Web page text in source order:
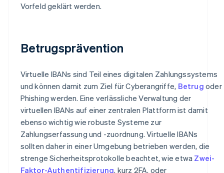
Vorfeld geklärt werden.
Betrugsprävention
Virtuelle IBANs sind Teil eines digitalen Zahlungssystems
und können damit zum Ziel für Cyberangriffe, Betrug oder
Phishing werden. Eine verlässliche Verwaltung der
virtuellen IBANs auf einer zentralen Plattform ist damit
ebenso wichtig wie robuste Systeme zur
Zahlungserfassung und -zuordnung. Virtuelle IBANs
sollten daher in einer Umgebung betrieben werden, die
strenge Sicherheitsprotokolle beachtet, wie etwa Zwei-
Faktor-Authentifizierung, kurz 2FA, oder